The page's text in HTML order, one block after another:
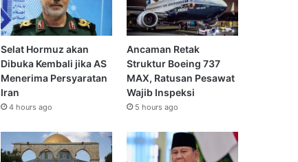
Selat Hormuz akan
Dibuka Kembali jika AS
Menerima Persyaratan
Iran
4 hours ago
Ancaman Retak
Struktur Boeing 737
MAX, Ratusan Pesawat
Wajib Inspeksi
5 hours ago